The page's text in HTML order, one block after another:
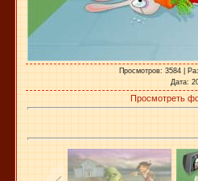
Просмотров: 3584 |
Дата:
Просмотреть